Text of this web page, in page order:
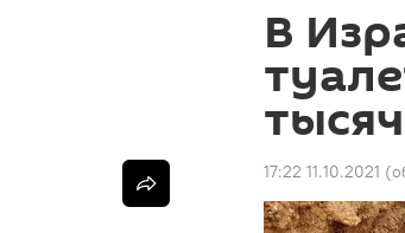
В
17:22 11.10.2021